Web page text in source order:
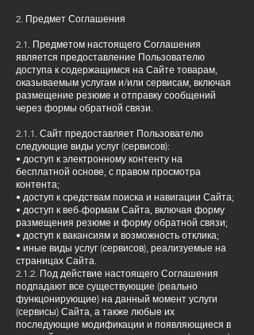
2. Предмет Соглашения
2.1. Предметом настоящего Соглашения
является предоставление Пользователю
доступа к содержащимся на Сайте товарам,
оказываемым услугам и/или сервисам, включая
размещение резюме и отправку сообщений
через формы обратной связи.
2.1.1. Сайт предоставляет Пользователю
следующие виды услуг (сервисов):
• доступ к электронному контенту на
бесплатной основе, с правом просмотра
контента;
• доступ к средствам поиска и навигации Сайта;
• доступ к веб-формам Сайта, включая форму
размещения резюме и форму обратной связи;
• доступ к вакансиям и возможность отклика;
• иные виды услуг (сервисов), реализуемые на
страницах Сайта.
2.1.2. Под действие настоящего Соглашения
подпадают все существующие (реально
функцонирующие) на данный момент услуги
(сервисы) Сайта, а также любые их
последующие модификации и появляющиеся в